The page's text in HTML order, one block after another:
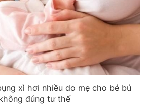
xì hơi nhiều do mẹ cho bé bú
đúng tư thế